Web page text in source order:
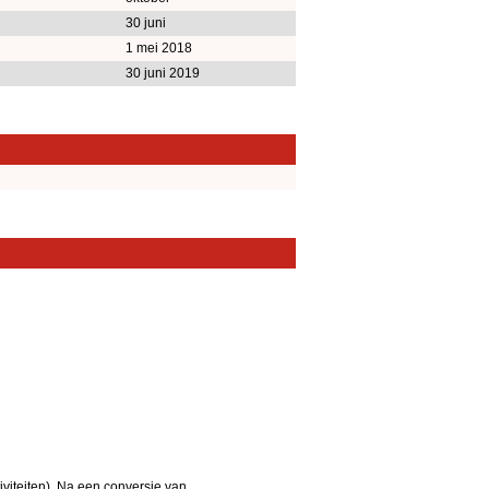
30 juni
1 mei 2018
30 juni 2019